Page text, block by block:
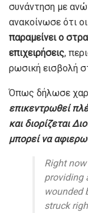
συνάντηση με
ανακοίνωσε ότι
παραμείνει ο
επιχειρήσεις,
ρωσική εισβολή
Όπως δήλωσε
επικεντρωθεί
και διορίζεται
μπορεί να
Right
providing
wounded
struck